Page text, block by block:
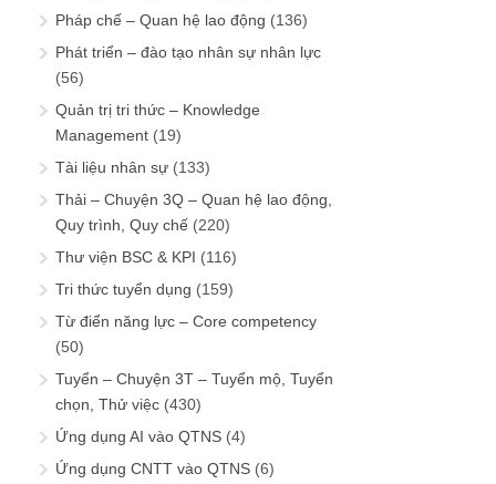
Pháp chế – Quan hệ lao động (136)
Phát triển – đào tạo nhân sự nhân lực
(56)
Quản trị tri thức – Knowledge
Management (19)
Tài liệu nhân sự (133)
Thải – Chuyện 3Q – Quan hệ lao động,
Quy trình, Quy chế (220)
Thư viện BSC & KPI (116)
Tri thức tuyển dụng (159)
Từ điển năng lực – Core competency
(50)
Tuyển – Chuyện 3T – Tuyển mộ, Tuyển
chọn, Thử việc (430)
Ứng dụng AI vào QTNS (4)
Ứng dụng CNTT vào QTNS (6)